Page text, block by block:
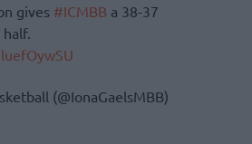
gives #ICMBB a 38-37
(@IonaGaelsMBB)